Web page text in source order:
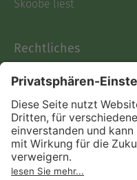
Skoobe liest
Rechtliches
AGB
Informationen nach Data
Act
Verträge hier kündigen
Impressum